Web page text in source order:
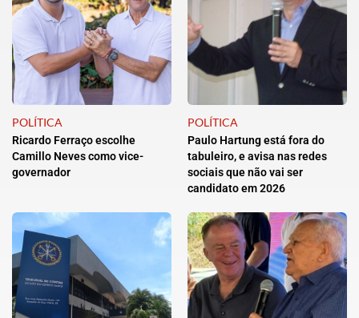
POLÍTICA
Ricardo Ferraço escolhe
Camillo Neves como vice-
governador
POLÍTICA
Paulo Hartung está fora do
tabuleiro, e avisa nas redes
sociais que não vai ser
candidato em 2026